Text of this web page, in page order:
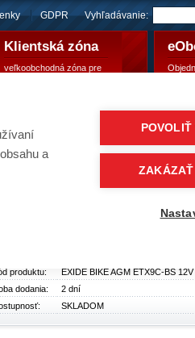
GDPR Vyhľadávanie:
Klientská zóna
veľkoobchodná zóna pre
BS 12V 9Ah 120A
EXIDE BIKE
produktu:
EXIDE BIKE AGM ETX9C-BS
dodania:
2 dní
SKLADOM
a